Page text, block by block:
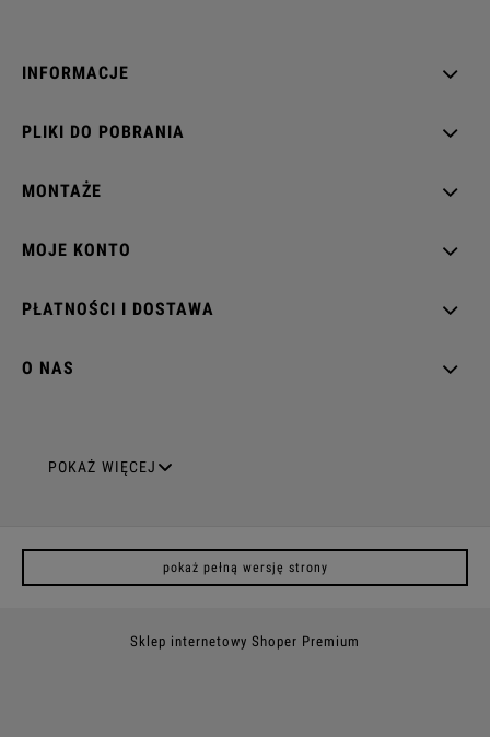
INFORMACJE
PLIKI DO POBRANIA
MONTAŻE
MOJE KONTO
PŁATNOŚCI I DOSTAWA
O NAS
GNIAZDA ELEKTRYCZNE
Gniazda podwójne z uziemieniem
POKAŻ WIĘCEJ
pokaż pełną wersję strony
Sklep internetowy Shoper Premium